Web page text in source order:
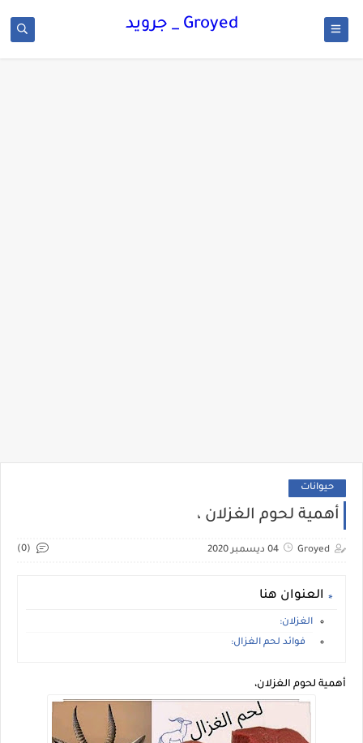
Groyed _ جرويد
حيوانات
أهمية لحوم الغزلان ،
Groyed 04 ديسمبر 2020 (0)
العنوان هنا
الغزلان:
فوائد لحم الغزال:
أهمية لحوم الغزلان،